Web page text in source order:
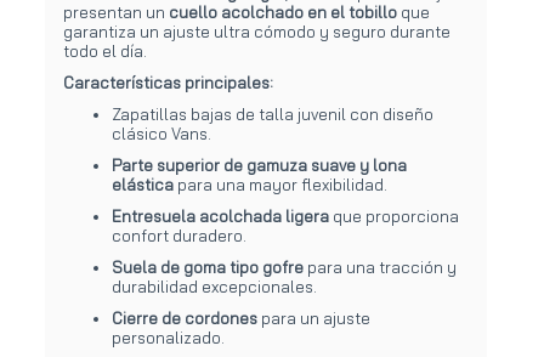
presentan un cuello acolchado en el tobillo que
garantiza un ajuste ultra cómodo y seguro durante
todo el día.
Características principales:
Zapatillas bajas de talla juvenil con diseño
clásico Vans.
Parte superior de gamuza suave y lona
elástica para una mayor flexibilidad.
Entresuela acolchada ligera que proporciona
confort duradero.
Suela de goma tipo gofre para una tracción y
durabilidad excepcionales.
Cierre de cordones para un ajuste
personalizado.